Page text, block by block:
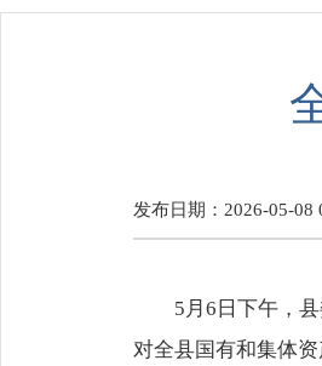
发布日期：2026-05-08
5月6日下午，
对全县国有和集体